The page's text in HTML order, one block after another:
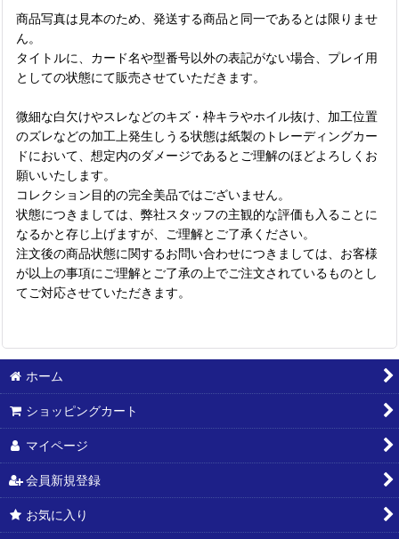
商品写真は見本のため、発送する商品と同一であるとは限りませ
ん。
タイトルに、カード名や型番号以外の表記がない場合、プレイ用
としての状態にて販売させていただきます。
微細な白欠けやスレなどのキズ・枠キラやホイル抜け、加工位置
のズレなどの加工上発生しうる状態は紙製のトレーディングカー
ドにおいて、想定内のダメージであるとご理解のほどよろしくお
願いいたします。
コレクション目的の完全美品ではございません。
状態につきましては、弊社スタッフの主観的な評価も入ることに
なるかと存じ上げますが、ご理解とご了承ください。
注文後の商品状態に関するお問い合わせにつきましては、お客様
が以上の事項にご理解とご了承の上でご注文されているものとし
てご対応させていただきます。
ホーム
ショッピングカート
マイページ
会員新規登録
お気に入り